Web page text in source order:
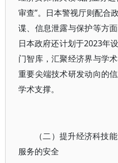
审查”。日本警视厅则配合
谍、信息泄露与保护等方
日本政府还计划于2023年
门智库，汇聚经济界与学
重要尖端技术研发动向的
学术支撑。
（二）提升经济科技
服务的安全